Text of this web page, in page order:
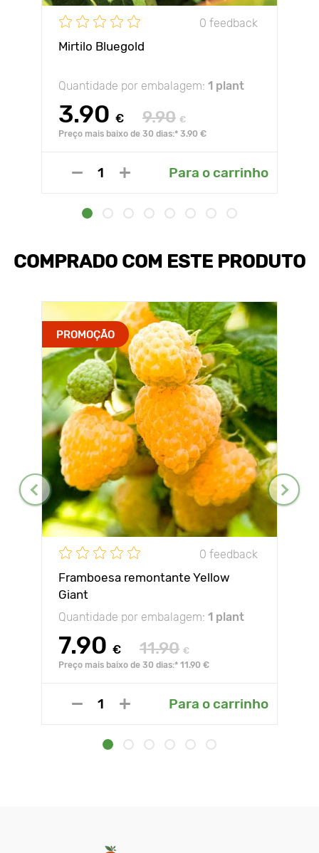
0 feedback
Mirtilo Bluegold
Quantidade por embalagem: 1 plant
3.90 € 9.90 €
Preço mais baixo de 30 dias:* 3.90 €
Para o carrinho
COMPRADO COM ESTE PRODUTO
PROMOÇÃO
0 feedback
Framboesa remontante Yellow
Giant
Quantidade por embalagem: 1 plant
7.90 € 11.90 €
Preço mais baixo de 30 dias:* 11.90 €
Para o carrinho